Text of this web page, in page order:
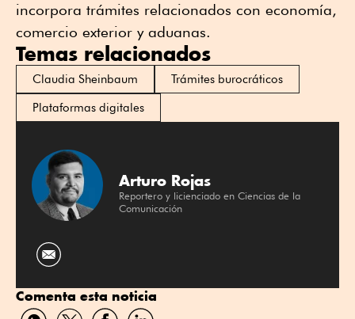
incorpora trámites relacionados con economía,
comercio exterior y aduanas.
Temas relacionados
Claudia Sheinbaum
Trámites burocráticos
Plataformas digitales
Arturo Rojas
Reportero y licienciado en Ciencias de la
Comunicación
Comenta esta noticia